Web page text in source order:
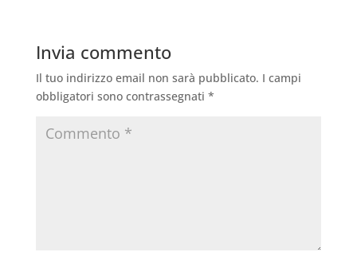
Invia commento
Il tuo indirizzo email non sarà pubblicato. I campi
obbligatori sono contrassegnati *